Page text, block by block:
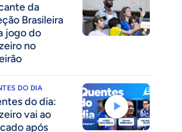
da
Brasileira
jogo do
no
DO DIA
do dia:
vai ao
após